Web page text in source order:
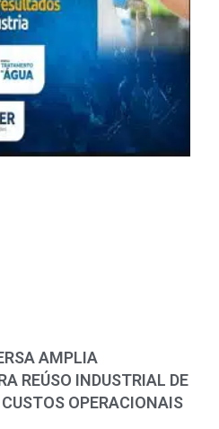
AMPLIA
REÚSO INDUSTRIAL DE
OPERACIONAIS